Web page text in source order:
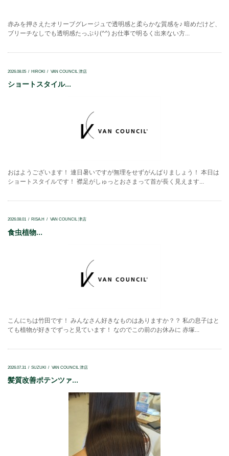
赤みを押さえたオリーブグレージュで透明感と柔らかな質感を♪ 暗めだけど、
ブリーチなしでも透明感たっぷり(^^) お仕事で明るく出来ない方...
2026.08.05 HIROKI VAN COUNCIL 津店
ショートスタイル...
おはようございます！ 連日暑いですが無理をせずがんばりましょう！ 本日は
ショートスタイルです！ 襟足がしゅっとおさまって首が長く見えます...
2026.08.01 RISA.H VAN COUNCIL 津店
食虫植物...
こんにちは竹田です！ みんなさん好きなものはありますか？？ 私の息子はと
ても植物が好きでずっと見ています！ なのでこの前のお休みに 赤塚...
2026.07.31 SUZUKI VAN COUNCIL 津店
髪質改善ポテンツァ...